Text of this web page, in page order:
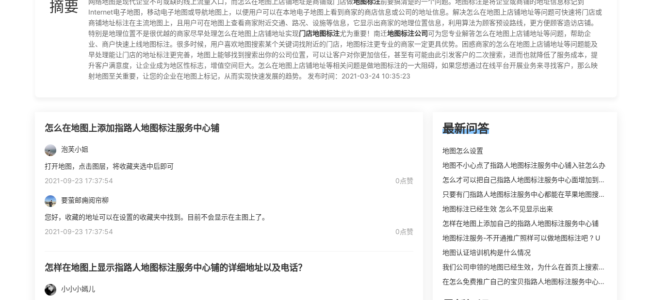
摘要
Internet电子地图，移动电子地图或导航地图上，以便用户可以在本地电子地图上看到商家的商店信息或公司的地址信息。解决怎么在地图上店铺地址等问题可快速将门店或
商铺地址标注在主流地图上，且用户可在地图上查看商家附近交通、路况、设施等信息，它显示出商家的地理位置信息，利用算法为顾客预设路线，更方便顾客造访店铺。
特别是地理位置不是很优越的商家尽早处理怎么在地图上店铺地址实现门店地图标注尤为重要！南迁地图标注公司可为您专业解答怎么在地图上店铺地址等问题，帮助企
业、商户快速上线地图标注。很多时候，用户喜欢地图搜索某个关键词找附近的门店，地图标注更专业的商家一定更具优势。困惑商家的怎么在地图上店铺地址等问题能及
早处理能让门店的地址标注更完善，地图上能够找到搜索出你的公司位置，可以让客户对你更加信任，甚至有可能由此引发客户的二次搜索，进而也就降低了服务成本，提
升客户满意度，让企业成为地区性标志，增值空间巨大。怎么在地图上店铺地址等相关问题是做地图标注的一大阻碍，如果您想通过在线平台开展业务来寻找客户，那么映
射地图至关重要，让您的企业在地图上标记，从而实现快速发展的趋势。 发布时间：2021-03-24 10:35:23
怎么在地图上添加指路人地图标注服务中心铺
泡芙小姐
打开地图，点击图层，将收藏夹选中后即可
2021-09-23 17:37:54
0点赞
要萤邮痈阅帘柳
您好，收藏的地址可以在设置的收藏夹中找到。目前不会显示在主图上了。
2021-09-23 17:37:54
0点赞
怎样在地图上显示指路人地图标注服务中心铺的详细地址以及电话？
小小小嫣儿
最新问答
地图怎么设置
地图不小心点了指路人地图标注服务中心铺入驻怎么办
怎么才可以把自己指路人地图标注服务中心面增加到吃喝玩乐上
只要有门指路人地图标注服务中心都能在苹果地图搜到吗
地图标注已经生效 怎么不见显示出来
怎样在地图上添加自己的指路人地图标注服务中心铺
地图标注服务-不开通推广照样可以做地图标注吧 ? U
地图认证培训机构是什么情况
我们公司申领的地图已经生效，为什么在首页上搜索公司全称在右侧没有地图显示
在怎么免费推广自己的宝贝指路人地图标注服务中心铺。